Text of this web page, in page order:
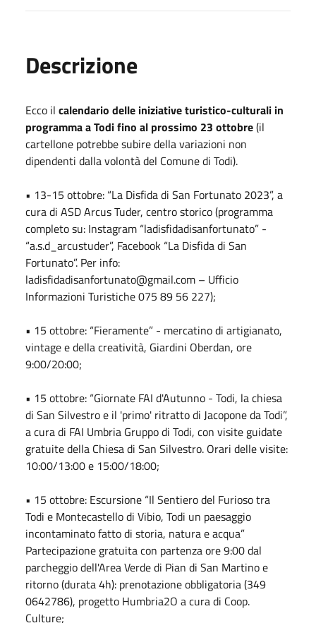
Descrizione
Ecco il calendario delle iniziative turistico-culturali in
programma a Todi fino al prossimo 23 ottobre(il
cartellone potrebbe subire della variazioni non
dipendenti dalla volontà del Comune di Todi).
• 13-15 ottobre: “La Disfida di San Fortunato 2023”, a
cura di ASD Arcus Tuder, centro storico (programma
completo su: Instagram “ladisfidadisanfortunato” -
“a.s.d_arcustuder”, Facebook “La Disfida di San
Fortunato”. Per info:
ladisfidadisanfortunato@gmail.com – Ufficio
Informazioni Turistiche 075 89 56 227);
• 15 ottobre: “Fieramente” - mercatino di artigianato,
vintage e della creatività, Giardini Oberdan, ore
9:00/20:00;
• 15 ottobre: “Giornate FAI d'Autunno - Todi, la chiesa
di San Silvestro e il 'primo' ritratto di Jacopone da Todi”,
a cura di FAI Umbria Gruppo di Todi, con visite guidate
gratuite della Chiesa di San Silvestro. Orari delle visite:
10:00/13:00 e 15:00/18:00;
• 15 ottobre: Escursione “Il Sentiero del Furioso tra
Todi e Montecastello di Vibio, Todi un paesaggio
incontaminato fatto di storia, natura e acqua”
Partecipazione gratuita con partenza ore 9:00 dal
parcheggio dell'Area Verde di Pian di San Martino e
ritorno (durata 4h): prenotazione obbligatoria (349
0642786), progetto Humbria2O a cura di Coop.
Culture;